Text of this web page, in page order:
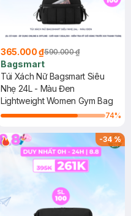
365.000 ₫590.000 ₫
Bagsmart
Túi Xách Nữ Bagsmart Siêu
Nhẹ 24L - Màu Đen
Lightweight Women Gym Bag
74%
-34%